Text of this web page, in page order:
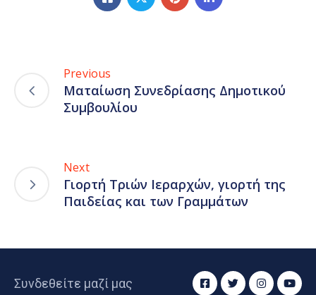
Previous
Ματαίωση Συνεδρίασης Δημοτικού
Συμβουλίου
Next
Γιορτή Τριών Ιεραρχών, γιορτή της
Παιδείας και των Γραμμάτων
Συνδεθείτε μαζί μας